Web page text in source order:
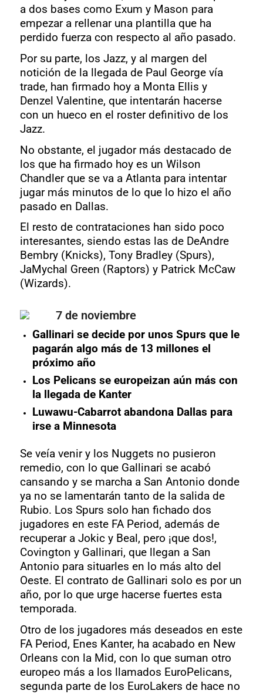
a dos bases como Exum y Mason para
empezar a rellenar una plantilla que ha
perdido fuerza con respecto al año pasado.
Por su parte, los Jazz, y al margen del
notición de la llegada de Paul George vía
trade, han firmado hoy a Monta Ellis y
Denzel Valentine, que intentarán hacerse
con un hueco en el roster definitivo de los
Jazz.
No obstante, el jugador más destacado de
los que ha firmado hoy es un Wilson
Chandler que se va a Atlanta para intentar
jugar más minutos de lo que lo hizo el año
pasado en Dallas.
El resto de contrataciones han sido poco
interesantes, siendo estas las de DeAndre
Bembry (Knicks), Tony Bradley (Spurs),
JaMychal Green (Raptors) y Patrick McCaw
(Wizards).
7 de noviembre
Gallinari se decide por unos Spurs que le
pagarán algo más de 13 millones el
próximo año
Los Pelicans se europeizan aún más con
la llegada de Kanter
Luwawu-Cabarrot abandona Dallas para
irse a Minnesota
Se veía venir y los Nuggets no pusieron
remedio, con lo que Gallinari se acabó
cansando y se marcha a San Antonio donde
ya no se lamentarán tanto de la salida de
Rubio. Los Spurs solo han fichado dos
jugadores en este FA Period, además de
recuperar a Jokic y Beal, pero ¡que dos!,
Covington y Gallinari, que llegan a San
Antonio para situarles en lo más alto del
Oeste. El contrato de Gallinari solo es por un
año, por lo que urge hacerse fuertes esta
temporada.
Otro de los jugadores más deseados en este
FA Period, Enes Kanter, ha acabado en New
Orleans con la Mid, con lo que suman otro
europeo más a los llamados EuroPelicans,
segunda parte de los EuroLakers de hace no